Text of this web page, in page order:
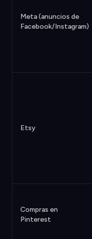
Meta (anuncios de
Facebook/Instagram)
Etsy
Compras en
Pinterest